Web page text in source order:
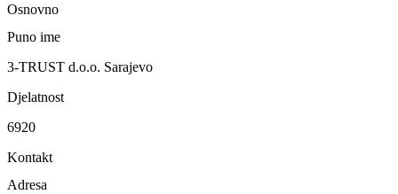
Osnovno
Puno ime
3-TRUST d.o.o. Sarajevo
Djelatnost
6920
Kontakt
Adresa